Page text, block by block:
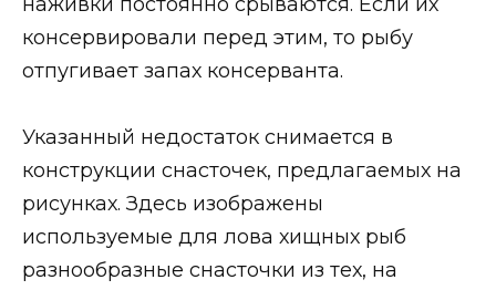
консервировали перед этим, то рыбу
отпугивает запах консерванта.
Указанный недостаток снимается в
конструкции снасточек, предлагаемых на
рисунках. Здесь изображены
используемые для лова хищных рыб
разнообразные снасточки из тех, на